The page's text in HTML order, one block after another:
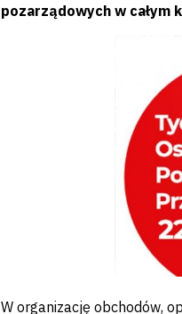
pozarządowych w całym
W organizację obchodów,